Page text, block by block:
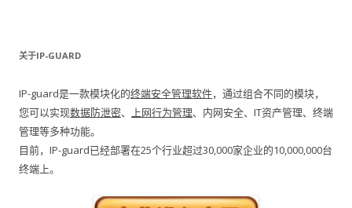
关于IP-GUARD
IP-guard是一款模块化的终端安全管理软件，通过组合不同的模块，
您可以实现数据防泄密、 上网行为管理、内网安全、IT资产管理、终端
管理等多种功能。
目前，IP-guard已经部署在25个行业超过30,000家企业的10,000,000台
终端上。